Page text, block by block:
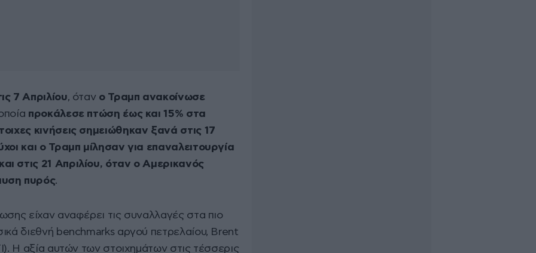
7 Απριλίου, όταν ο Τραμπ ανακοίνωσε
προκάλεσε πτώση έως και 15% στα
κινήσεις σημειώθηκαν ξανά στις 17
και ο Τραμπ μίλησαν για επαναλειτουργία
στις 21 Απριλίου, όταν ο Αμερικανός
πυρός.
είχαν αναφέρει τις συναλλαγές στα πιο
διεθνή benchmarks αργού πετρελαίου, Brent
Η αξία αυτών των στοιχημάτων στις τέσσερις